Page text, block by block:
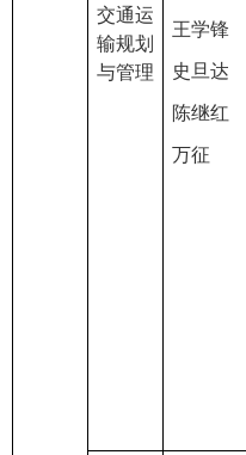
交通运
输规划
与管理
王学锋
史旦达
陈继红
万征